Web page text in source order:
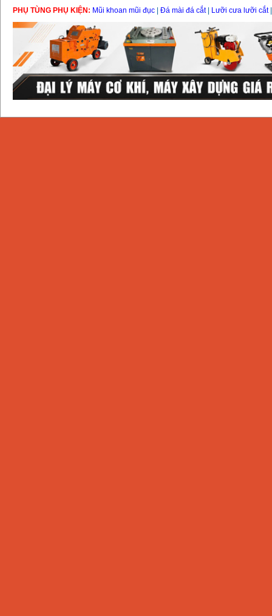
PHỤ TÙNG PHỤ KIỆN: Mũi khoan mũi đục Đá mài đá cắt| Lưỡi cưa lưỡi cắt